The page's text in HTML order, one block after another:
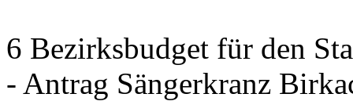
6 Bezirksbudget für den
- Antrag Sängerkranz